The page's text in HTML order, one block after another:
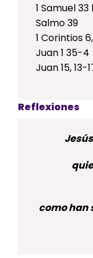
1 Samuel 33
Salmo 39
1 Corintios
Juan 1 35-4
Juan 15, 13-
Reflexiones
como han